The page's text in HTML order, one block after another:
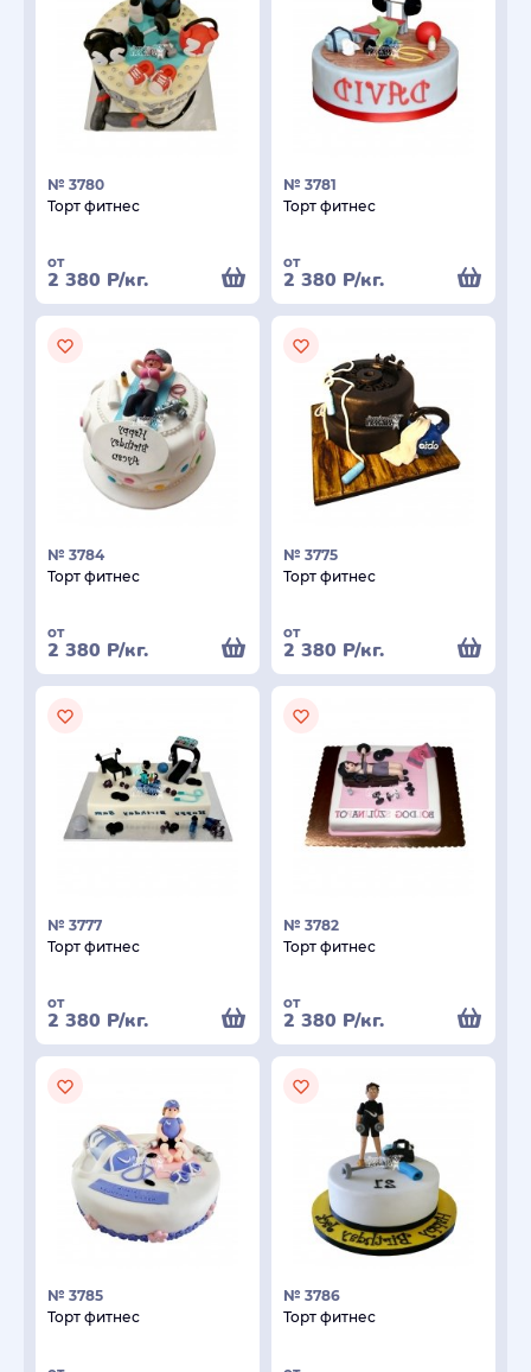
№ 3780
Торт фитнес
от
2 380 Р/кг.
№ 3781
Торт фитнес
от
2 380 Р/кг.
№ 3784
Торт фитнес
от
2 380 Р/кг.
№ 3775
Торт фитнес
от
2 380 Р/кг.
№ 3777
Торт фитнес
от
2 380 Р/кг.
№ 3782
Торт фитнес
от
2 380 Р/кг.
№ 3785
Торт фитнес
№ 3786
Торт фитнес